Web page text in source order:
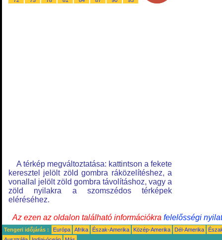
A térkép megváltoztatása: kattintson a fekete
keresztel jelölt zöld gombra ráközelítéshez, a
vonallal jelölt zöld gombra távolításhoz, vagy a
zöld nyilakra a szomszédos térképek
eléréséhez.
Az ezen az oldalon található információkra felelősségi
Tengeri időjárás : Európa Afrika Észak-Amerika Közép-Amerika Dél-Amerika